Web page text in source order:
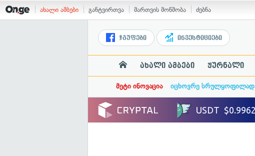
ახალი ამბები განტვირთვა მართვის მოწმობა ძებნა
ჯგუფები ინვესტიციები
ახალი ამბები ჟურნალი
მეტი ინოვაცია იცხოვრე სრულყოფილად